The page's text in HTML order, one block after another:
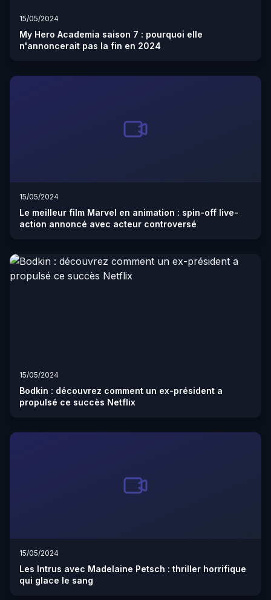
15/05/2024
My Hero Academia saison 7 : pourquoi elle
n'annoncerait pas la fin en 2024
15/05/2024
Le meilleur film Marvel en animation : spin-off live-
action annoncé avec acteur controversé
15/05/2024
Bodkin : découvrez comment un ex-président a
propulsé ce succès Netflix
15/05/2024
Les Intrus avec Madelaine Petsch : thriller horrifique
qui glace le sang